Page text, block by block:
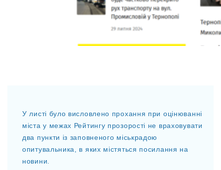
У листі було висловлено прохання при оцінюванні
міста у межах Рейтингу прозорості не враховувати
два пункти із заповненого міськрадою
опитувальника, в яких містяться посилання на
новини.